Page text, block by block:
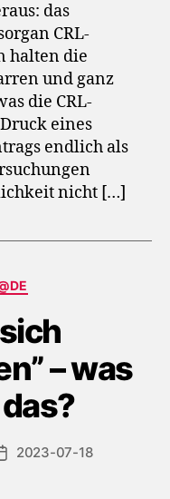
das
CRL-
halten die
und ganz
die CRL-
eines
endlich als
nicht […]
– was
2023-07-18